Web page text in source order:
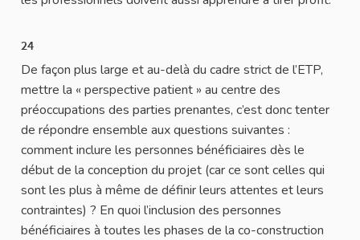
24
De façon plus large et au-delà du cadre strict de l’ETP,
mettre la « perspective patient » au centre des
préoccupations des parties prenantes, c’est donc tenter
de répondre ensemble aux questions suivantes :
comment inclure les personnes bénéficiaires dès le
début de la conception du projet (car ce sont celles qui
sont les plus à même de définir leurs attentes et leurs
contraintes) ? En quoi l’inclusion des personnes
bénéficiaires à toutes les phases de la co-construction